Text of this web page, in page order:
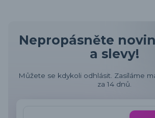
Nepropásněte
a slevy!
Můžete se kdykoli odhlásit. Zasíláme
za 14 dnů.